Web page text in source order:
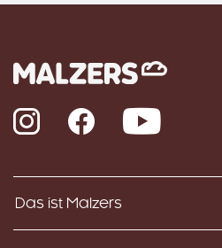
InstagramFacebook YouTube
Das ist Malzers